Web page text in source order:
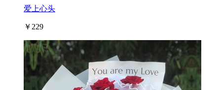
爱上心头
￥229